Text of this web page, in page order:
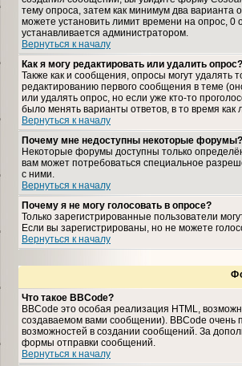
тему опроса, затем как минимум два варианта
можете установить лимит времени на опрос, 0
устанавливается администратором.
Вернуться к началу
Как я могу редактировать или удалить опрос?
Также как и сообщения, опросы могут удалять
редактированию первого сообщения в теме
или удалять опрос, но если уже кто-то
было менять варианты ответов, в то время как
Вернуться к началу
Почему мне недоступны некоторые форумы?
Некоторые форумы доступны только
вам может потребоваться специальное
с ними.
Вернуться к началу
Почему я не могу голосовать в опросе?
Только зарегистрированные пользователи
Если вы зарегистрированы, но не можете
Вернуться к началу
Что такое BBCode?
BBCode это особая реализация HTML,
создаваемом вами сообщении). BBCode очень
возможностей в создании сообщений. За
формы отправки сообщений.
Вернуться к началу